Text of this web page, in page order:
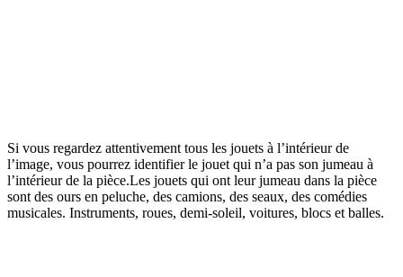
Si vous regardez attentivement tous les jouets à l’intérieur de
l’image, vous pourrez identifier le jouet qui n’a pas son jumeau à
l’intérieur de la pièce.Les jouets qui ont leur jumeau dans la pièce
sont des ours en peluche, des camions, des seaux, des comédies
musicales. Instruments, roues, demi-soleil, voitures, blocs et balles.